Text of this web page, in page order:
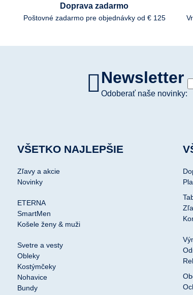
Doprava zadarmo
Poštovné zadarmo pre objednávky od € 125
Newsletter
Odoberať naše novinky:
VŠETKO NAJLEPŠIE
Zľavy a akcie
Novinky
ETERNA
SmartMen
Košele ženy & muži
Svetre a vesty
Obleky
Kostýmčeky
Nohavice
Bundy